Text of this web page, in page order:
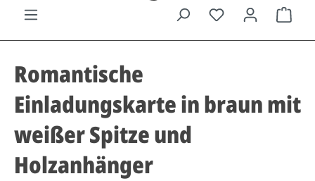
Romantische
Einladungskarte in braun mit
weißer Spitze und
Holzanhänger